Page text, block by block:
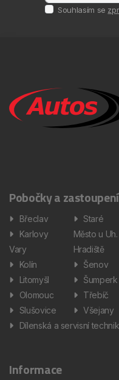
Souhlasím se
Pobočky a zastoupení
Břeclav
Karlovy
Vary
Kolín
Litomyšl
Olomouc
Slušovice
Staré
Město u Uh.
Hradiště
Šenov
Šumperk
Třebíč
Všejany
Dílenská a servisní
Informace